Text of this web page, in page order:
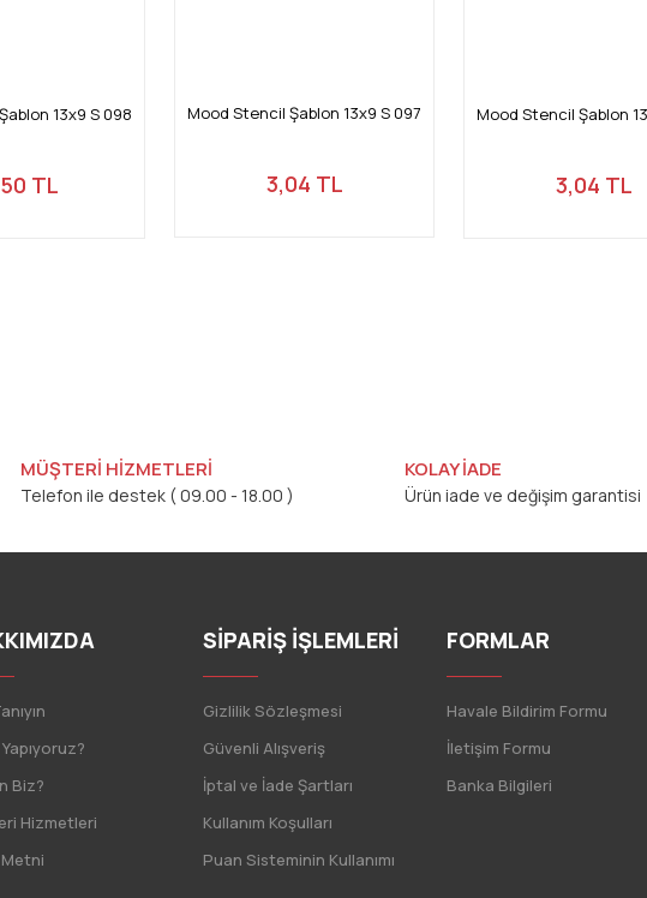
13x9 S 098
TL
Mood Stencil Şablon 13x9 S 097
3,04 TL
Mood Stencil Şablon
3,04 TL
MÜŞTERİ HİZMETLERİ
Telefon ile destek ( 09.00 - 18.00 )
KOLAY İADE
Ürün iade ve değişim garantisi
Biz?
Hizmetleri
Metni
SİPARİŞ İŞLEMLERİ
Gizlilik Sözleşmesi
Güvenli Alışveriş
İptal ve İade Şartları
Kullanım Koşulları
Puan Sisteminin Kullanımı
FORMLAR
Havale Bildirim Formu
İletişim Formu
Banka Bilgileri